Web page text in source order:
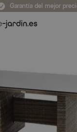
Garantía del mejor